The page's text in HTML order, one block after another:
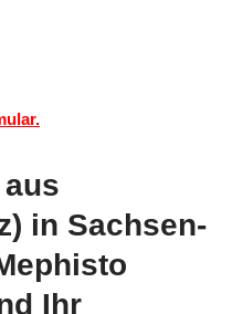
in Sachsen-
Ihr